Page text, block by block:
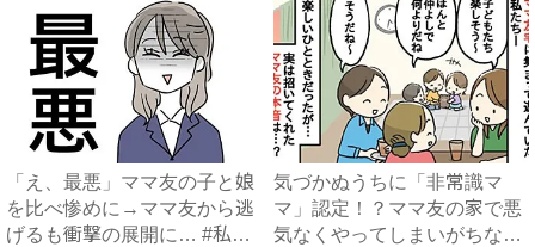
「え、最悪」ママ友の子と娘
を比べ惨めに→ママ友から逃
げるも衝撃の展開に… #私
気づかぬうちに「非常識マ
マ」認定！？ママ友の家で悪
気なくやってしまいがちな、